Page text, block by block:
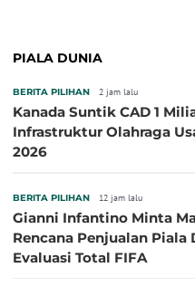
PIALA DUNIA
BERITA PILIHAN 2 jam lalu
Kanada Suntik CAD 1
Infrastruktur Olahraga
2026
BERITA PILIHAN 12 jam lalu
Gianni Infantino Minta
Rencana Penjualan Piala
Evaluasi Total FIFA